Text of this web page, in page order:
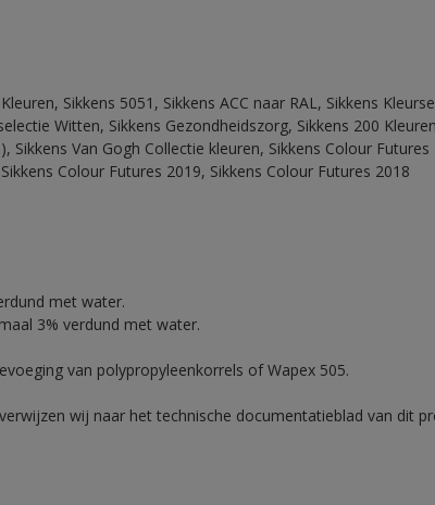
Sikkens 5051, Sikkens ACC naar RAL, Sikkens
Witten, Sikkens Gezondheidszorg, Sikkens 200
Sikkens Van Gogh Collectie kleuren, Sikkens Colour Futures
Colour Futures 2019, Sikkens Colour Futures 2018
met water.
3% verdund met water.
van polypropyleenkorrels of Wapex 505.
wij naar het technische documentatieblad van dit